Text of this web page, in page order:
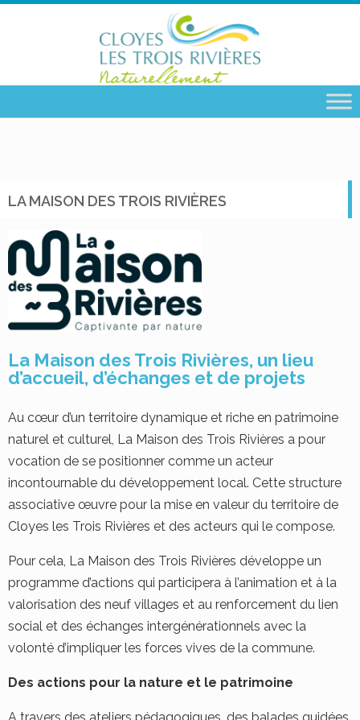
LA MAISON DES TROIS RIVIÈRES
La Maison des Trois Rivières, un lieu
d’accueil, d’échanges et de projets
Au cœur d’un territoire dynamique et riche en patrimoine
naturel et culturel, La Maison des Trois Rivières a pour
vocation de se positionner comme un acteur
incontournable du développement local. Cette structure
associative œuvre pour la mise en valeur du territoire de
Cloyes les Trois Rivières et des acteurs qui le compose.
Pour cela, La Maison des Trois Rivières développe un
programme d’actions qui participera à l’animation et à la
valorisation des neuf villages et au renforcement du lien
social et des échanges intergénérationnels avec la
volonté d’impliquer les forces vives de la commune.
Des actions pour la nature et le patrimoine
A travers des ateliers pédagogiques, des balades guidées,